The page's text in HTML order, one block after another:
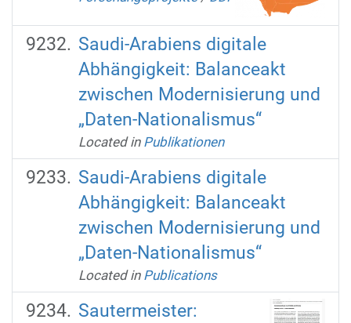
Saudi-Arabiens digitale
Abhängigkeit: Balanceakt
zwischen Modernisierung und
„Daten-Nationalismus“
Located in Publikationen
Saudi-Arabiens digitale
Abhängigkeit: Balanceakt
zwischen Modernisierung und
„Daten-Nationalismus“
Located in Publications
Sautermeister: